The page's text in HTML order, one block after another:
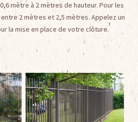
mètre à 2 mètres de hauteur. Pour les
2 mètres et 2,5 mètres. Appelez un
la mise en place de votre clôture.